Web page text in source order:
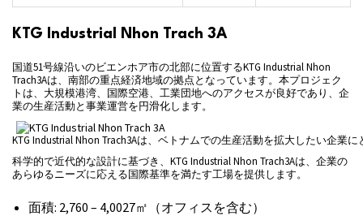
KTG Industrial Nhon Trach 3A
国道51号線沿いのビエンホア市の北部に位置するKTG Industrial Nhon
Trach3Aは、南部の重点経済地域の拠点となっています。本プロジェク
トは、大規模港湾、国際空港、工業団地へのアクセスが良好であり、企
業の生産活動と事業運営を円滑化します。
KTG Industrial Nhon Trach3Aは、ベトナムでの生産活動を拡大したい企業
科学的で近代的な設計に基づき、KTG Industrial Nhon Trach3Aは、企業の
あらゆるニーズに応える国際基準を満たす工場を提供します。
面積: 2,760 – 4,0027㎡（オフィスを含む）